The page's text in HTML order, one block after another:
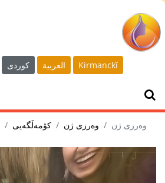
كوردى العربية Kirmanckî
کۆمەڵگەیی وەرزی ژن وەرزی ژن